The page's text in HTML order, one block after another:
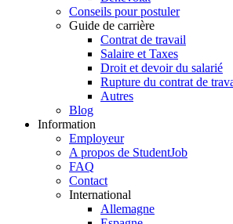
Conseils pour postuler
Guide de carrière
Contrat de travail
Salaire et Taxes
Droit et devoir du salarié
Rupture du contrat de
Autres
Blog
Information
Employeur
A propos de StudentJob
FAQ
Contact
International
Allemagne